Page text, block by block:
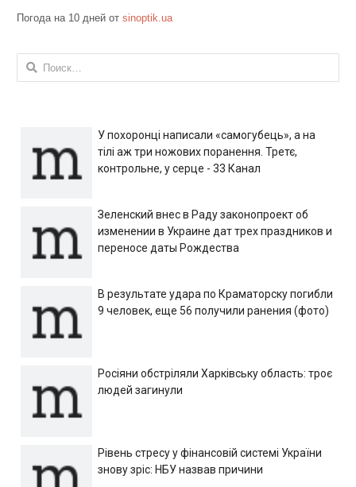
Погода на 10 дней от sinoptik.ua
Найти:
У похоронці написали «самогубець», а на
тілі аж три ножових поранення. Третє,
контрольне, у серце - 33 Канал
Зеленский внес в Раду законопроект об
изменении в Украине дат трех праздников и
переносе даты Рождества
В результате удара по Краматорску погибли
9 человек, еще 56 получили ранения (фото)
Росіяни обстріляли Харківську область: троє
людей загинули
Рівень стресу у фінансовій системі України
знову зріс: НБУ назвав причини